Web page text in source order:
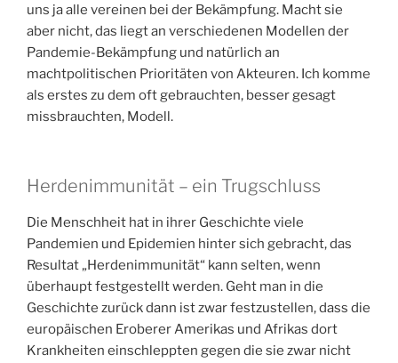
uns ja alle vereinen bei der Bekämpfung. Macht sie
aber nicht, das liegt an verschiedenen Modellen der
Pandemie-Bekämpfung und natürlich an
machtpolitischen Prioritäten von Akteuren. Ich komme
als erstes zu dem oft gebrauchten, besser gesagt
missbrauchten, Modell.
Herdenimmunität – ein Trugschluss
Die Menschheit hat in ihrer Geschichte viele
Pandemien und Epidemien hinter sich gebracht, das
Resultat „Herdenimmunität“ kann selten, wenn
überhaupt festgestellt werden. Geht man in die
Geschichte zurück dann ist zwar festzustellen, dass die
europäischen Eroberer Amerikas und Afrikas dort
Krankheiten einschleppten gegen die sie zwar nicht